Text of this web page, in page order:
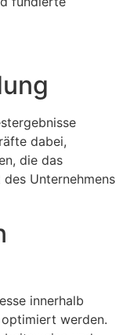
dabei,
die das
Unternehmens
innerhalb
werden.